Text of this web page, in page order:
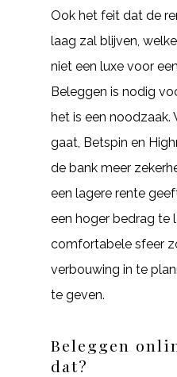
Ook het feit dat de
laag zal blijven,
niet een luxe voor
Beleggen is nodig
het is een noodzaak.
gaat, Betspin en
de bank meer
een lagere rente
een hoger bedrag te
comfortabele sfeer
verbouwing in te
te geven.
Beleggen
dat?